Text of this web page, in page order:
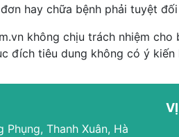
hay chữa bệnh phải tuyệt
không chịu trách nhiệm
đích tiêu dung không có ý
Thanh Xuân, Hà